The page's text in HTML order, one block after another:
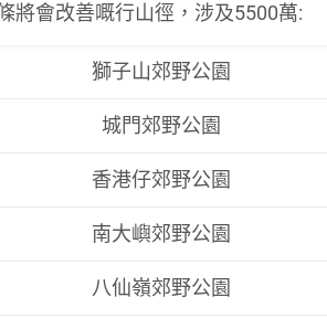
將會改善嘅行山徑，涉及5500萬:
獅子山郊野公園
城門郊野公園
香港仔郊野公園
南大嶼郊野公園
八仙嶺郊野公園